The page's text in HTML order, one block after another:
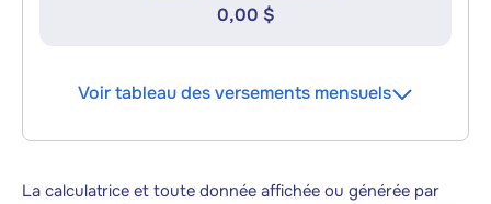
0,00 $
Voir tableau des versements mensuels
La calculatrice et toute donnée affichée ou générée par